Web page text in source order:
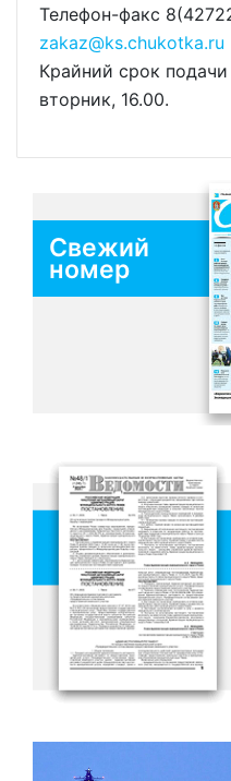
Телефон-факс
zakaz@ks.chukotka.ru
Крайний срок
вторник, 16.00.
Свежий
номер